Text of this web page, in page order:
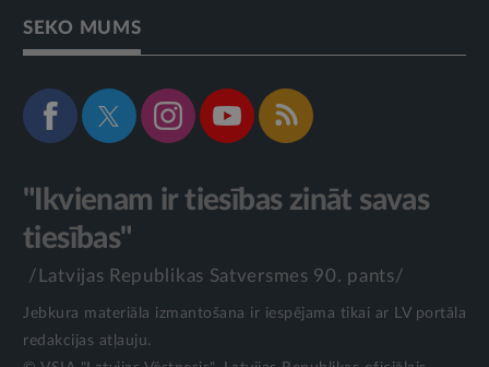
SEKO MUMS
"Ikvienam ir tiesības zināt savas
tiesības"
/Latvijas Republikas Satversmes 90. pants/
Jebkura materiāla izmantošana ir iespējama tikai ar LV portāla
redakcijas atļauju.